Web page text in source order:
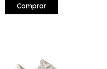
Comprar